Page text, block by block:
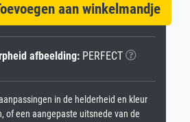
aan winkelmandje
afbeelding:PERFECT
in de helderheid en kleur
of een aangepaste uitsnede van de